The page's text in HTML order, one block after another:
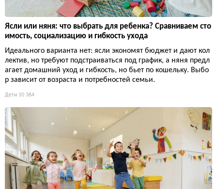
Ясли или няня: что выбрать для ребенка? Сравниваем сто
имость, социализацию и гибкость ухода
Идеального варианта нет: ясли экономят бюджет и дают кол
лектив, но требуют подстраиваться под график, а няня предл
агает домашний уход и гибкость, но бьет по кошельку. Выбо
р зависит от возраста и потребностей семьи.
Дети 10 364